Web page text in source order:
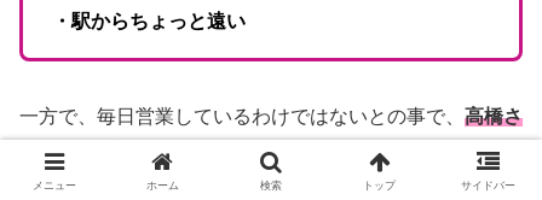
・駅からちょっと遠い
一方で、毎日営業しているわけではないとの事で、 高橋さ
んと日時の調整が必要なのが少しネック
ですかね。
メニュー ホーム 検索 トップ サイドバー